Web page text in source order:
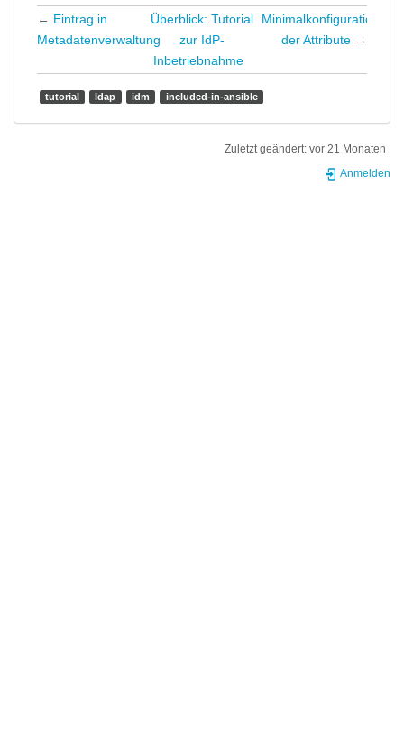
← Eintrag in
Metadatenverwaltung
Überblick: Tutorial
zur IdP-
Inbetriebnahme
Minimalkonfiguration
der Attribute →
tutorial ldap idm included-in-ansible
Zuletzt geändert: vor 21 Monaten
Anmelden